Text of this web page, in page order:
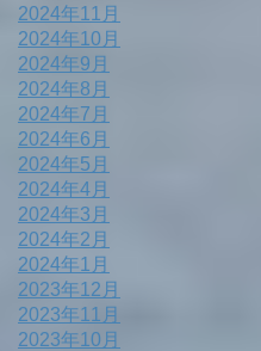
2024年11月
2024年10月
2024年9月
2024年8月
2024年7月
2024年6月
2024年5月
2024年4月
2024年3月
2024年2月
2024年1月
2023年12月
2023年11月
2023年10月